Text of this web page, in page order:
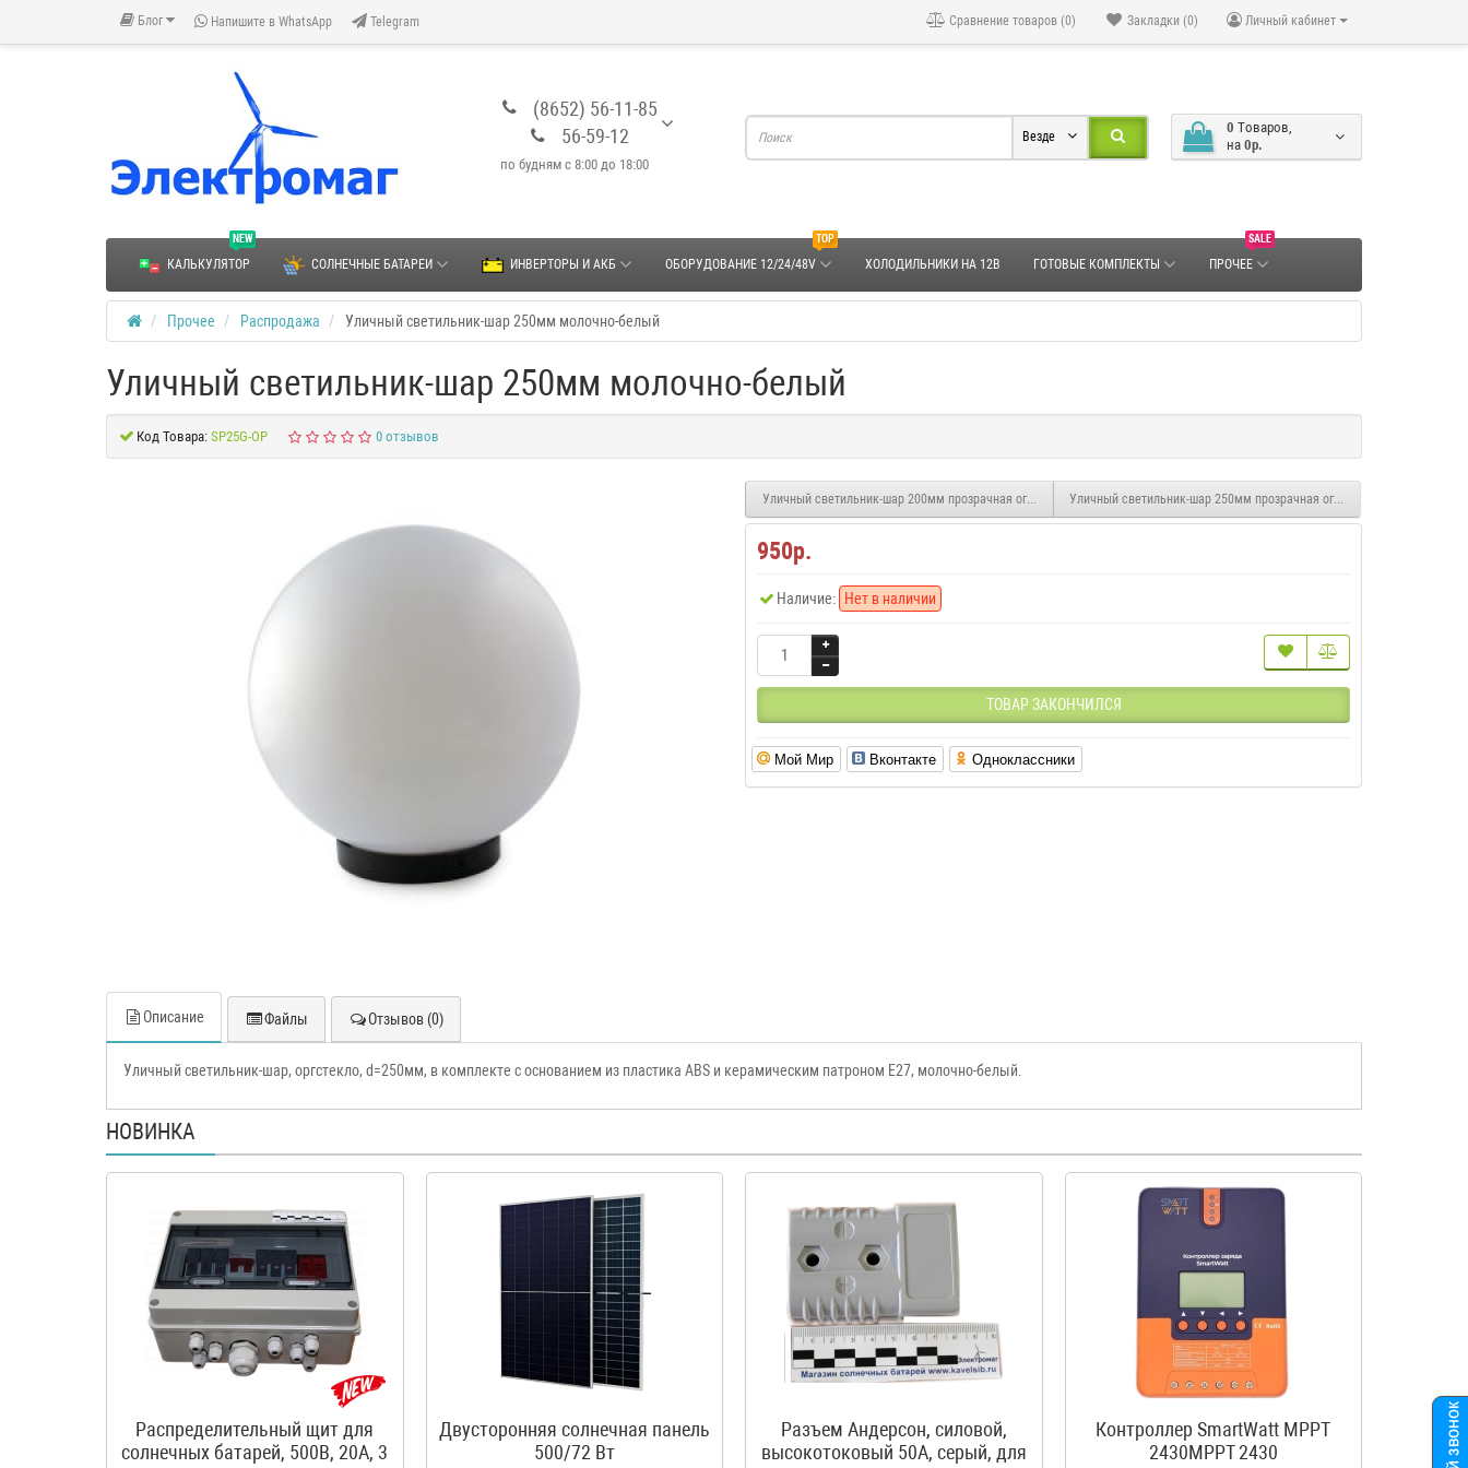
Блог Напишите в WhatsApp Telegram Личный кабинет
Закладки (0)
Сравнение товаров (0)
(8652) 56-11-85
56-59-12
по будням с 8:00 до 18:00
0 Tоваров,
на 0р.
Везде
NEW
КАЛЬКУЛЯТОР СОЛНЕЧНЫЕ БАТАРЕИ ИНВЕРТОРЫ И АКБ
TOP
ОБОРУДОВАНИЕ 12/24/48V ХОЛОДИЛЬНИКИ НА 12В ГОТОВЫЕ КОМПЛЕКТЫ
SALE
ПРОЧЕЕ
Прочее Распродажа Уличный светильник-шар 250мм молочно-белый
Уличный светильник-шар 250мм молочно-белый
Код Товара: SP25G-OP 0 отзывов
Уличный светильник-шар 200мм прозрачная огранка Уличный светильник-шар 250мм прозрачная огранка
950р.
Наличие: Нет в наличии
ТОВАР ЗАКОНЧИЛСЯ
Мой Мир Вконтакте Одноклассники
Описание Файлы Отзывов (0)
Уличный светильник-шар, оргстекло, d=250мм, в комплекте с основанием из пластика ABS и керамическим патроном Е27, молочно-белый.
НОВИНКА
Распределительный щит для
солнечных батарей, 500В, 20А, 3
Двусторонняя солнечная панель
500/72 Вт
Разъем Андерсон, силовой,
высокотоковый 50A, серый, для
Контроллер SmartWatt MPPT
2430MPPT 2430